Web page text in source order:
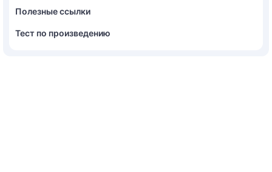
Полезные ссылки
Тест по произведению